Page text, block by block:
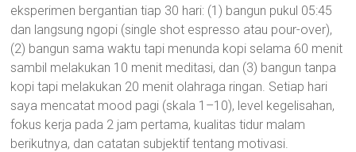
eksperimen bergantian tiap 30 hari: (1) bangun pukul 05:45
dan langsung ngopi (single shot espresso atau pour-over),
(2) bangun sama waktu tapi menunda kopi selama 60 menit
sambil melakukan 10 menit meditasi, dan (3) bangun tanpa
kopi tapi melakukan 20 menit olahraga ringan. Setiap hari
saya mencatat mood pagi (skala 1–10), level kegelisahan,
fokus kerja pada 2 jam pertama, kualitas tidur malam
berikutnya, dan catatan subjektif tentang motivasi.